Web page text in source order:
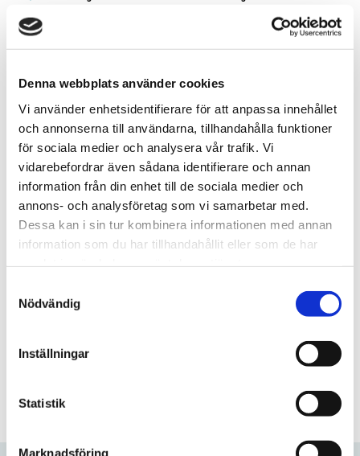
Denna webbplats använder cookies
Vi använder enhetsidentifierare för att anpassa innehållet
och annonserna till användarna, tillhandahålla funktioner
för sociala medier och analysera vår trafik. Vi
vidarebefordrar även sådana identifierare och annan
information från din enhet till de sociala medier och
annons- och analysföretag som vi samarbetar med.
Dessa kan i sin tur kombinera informationen med annan
information som du har tillhandahållit eller som de har
Nödvändig
Inställningar
Statistik
Marknadsföring
Smak
Traditionell, Whisky
12mg/portion
Frågor? Kontakta oss här
Beskrivning:
whisky från ön Islay pga. snusets lagring och
mognande i whiskyfat. Medelstark nikotinupplevelse i
fuktiga portioner. Snabb och kraftig smakutveckling.
Normalstort portionsformat för en välbekant
snuskänsla bakom läppen.